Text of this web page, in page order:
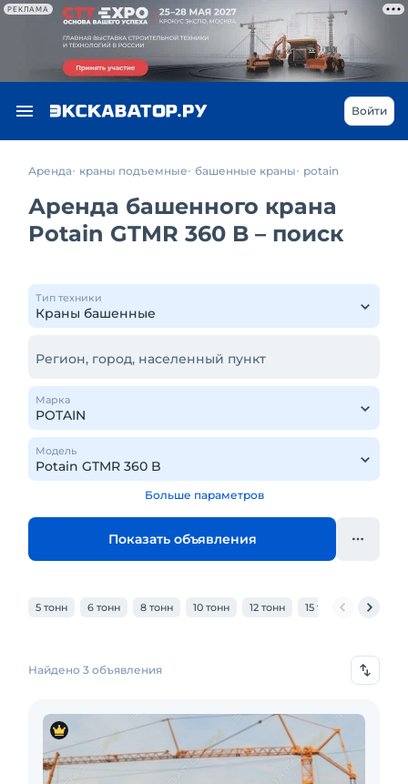
РЕКЛАМА
Войти
Аренда краны подъемные башенные краны potain
Аренда башенного крана
Potain GTMR 360 B – поиск
Тип техники
Регион, город, населенный пункт
Марка
Модель
Больше параметров
Показать объявления
5 тонн 6 тонн 8 тонн 10 тонн 12 тонн 15 тонн 20 тонн
Найдено 3 объявления